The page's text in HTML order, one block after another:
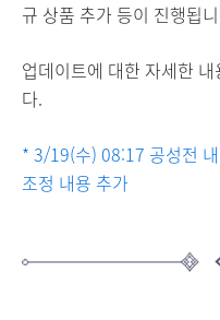
규 상품 추가 등이 진행됩
업데이트에 대한 자세한
다.
* 3/19(수) 08:17 공성전
조정 내용 추가